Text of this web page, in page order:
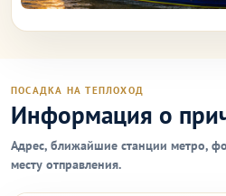
ПОСАДКА НА ТЕПЛОХОД
Информация о
Адрес, ближайшие станции метро,
месту отправления.